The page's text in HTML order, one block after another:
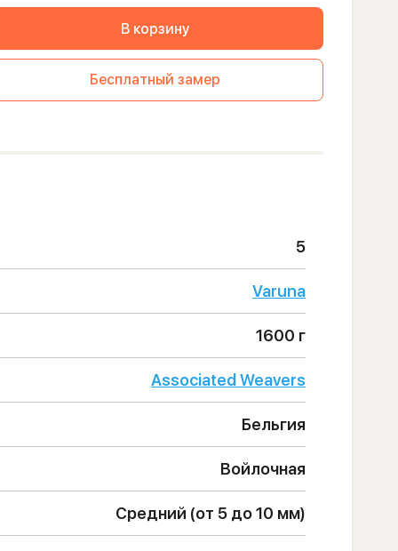
В корзину
Бесплатный замер
5
Varuna
1600 г
Associated Weavers
Бельгия
Войлочная
Средний (от 5 до 10 мм)